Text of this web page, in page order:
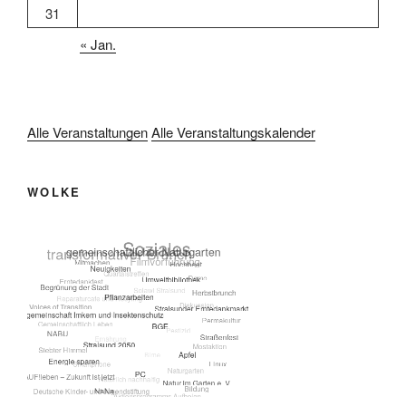
31
« Jan.
Alle VeranstaltungenAlle Veranstaltungskalender
WOLKE